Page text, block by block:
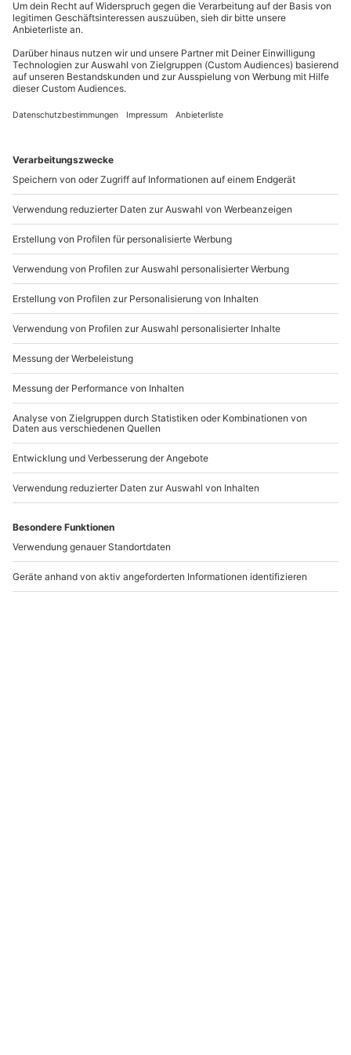
Mitzubringen: Festes Schuhwerk, Kleidung wie für
Teilnehmer
Gruppengröße: 5-10 Personen
außer an bundesweiten Feiertagen:
Mo-Fr: 8-20 Uhr | Sa: 10-16 Uhr
Du möchtest als Firma bestellen?
Sichere Dir attraktive Firmenkunden Vorteile.
Mo-Fr: 9-17 Uhr
b2b@mydays.de
www.b2b.mydays.de/
Artikelnummer: 65882
Andere Produkte entdecken
DEAL
Ballonfahren Kamp-
Kamp-Lintfort
1 Person
259,90 €
220,90 €
DEAL
Ballonfahren Borken
Borken
1 Person
259,90 €
220,90 €